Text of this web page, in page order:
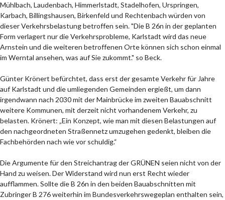
Mühlbach, Laudenbach, Himmerlstadt, Stadelhofen, Urspringen,
Karbach, Billingshausen, Birkenfeld und Rechtenbach würden von
dieser Verkehrsbelastung betroffen sein. "Die B 26n in der geplanten
Form verlagert nur die Verkehrsprobleme, Karlstadt wird das neue
Arnstein und die weiteren betroffenen Orte können sich schon einmal
im Werntal ansehen, was auf Sie zukommt." so Beck.
Günter Krönert befürchtet, dass erst der gesamte Verkehr für Jahre
auf Karlstadt und die umliegenden Gemeinden ergießt, um dann
irgendwann nach 2030 mit der Mainbrücke im zweiten Bauabschnitt
weitere Kommunen, mit derzeit nicht vorhandenem Verkehr, zu
belasten. Krönert: „Ein Konzept, wie man mit diesen Belastungen auf
den nachgeordneten Straßennetz umzugehen gedenkt, bleiben die
Fachbehörden nach wie vor schuldig.“
Die Argumente für den Streichantrag der GRÜNEN seien nicht von der
Hand zu weisen. Der Widerstand wird nun erst Recht wieder
aufflammen. Sollte die B 26n in den beiden Bauabschnitten mit
Zubringer B 276 weiterhin im Bundesverkehrswegeplan enthalten sein,